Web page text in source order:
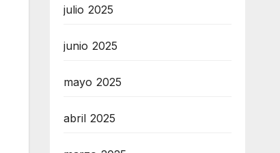
julio 2025
junio 2025
mayo 2025
abril 2025